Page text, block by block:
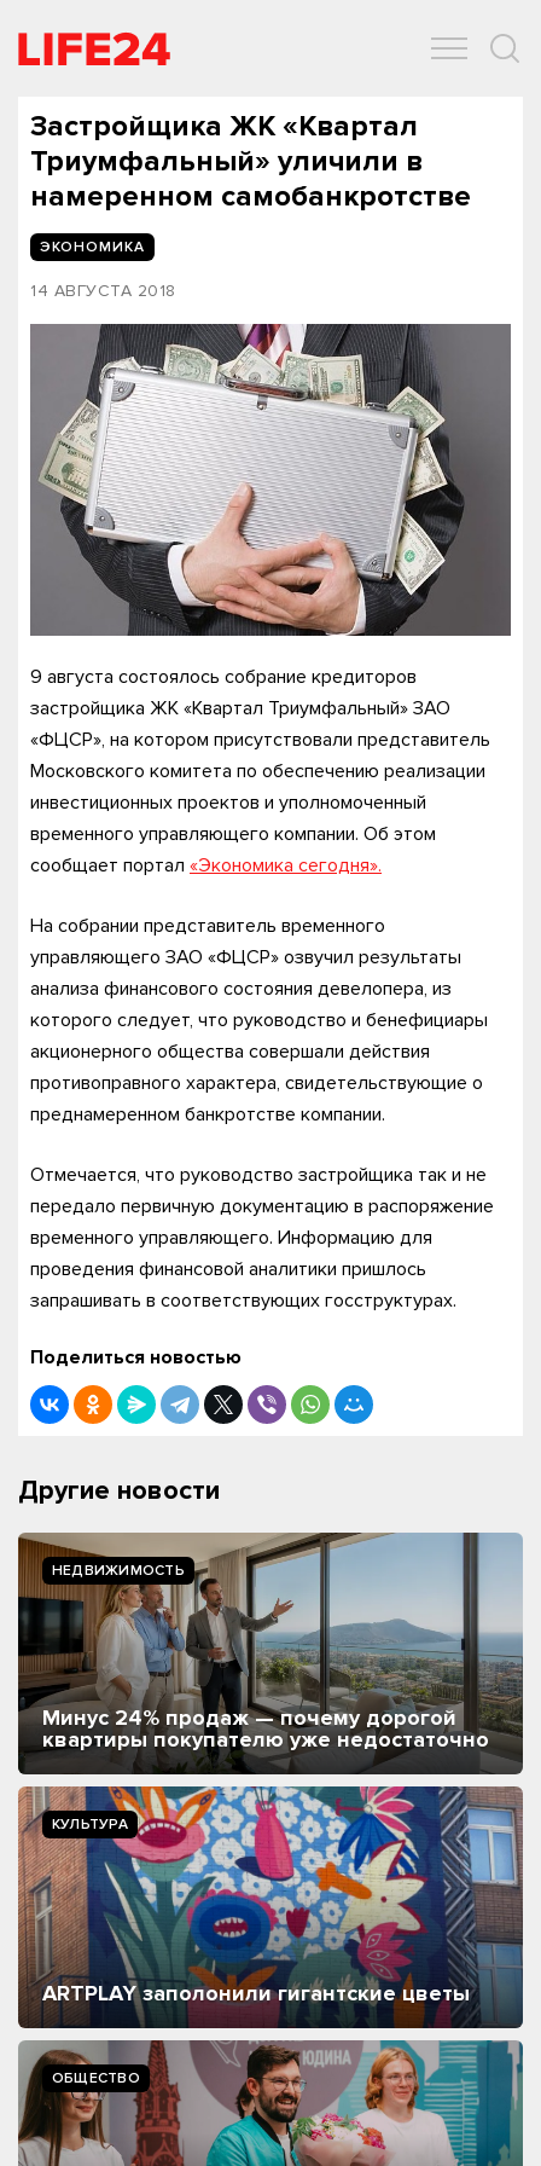
Застройщика ЖК «Квартал
Триумфальный» уличили в
намеренном самобанкротстве
ЭКОНОМИКА
14 АВГУСТА 2018
9 августа состоялось собрание кредиторов
застройщика ЖК «Квартал Триумфальный» ЗАО
«ФЦСР», на котором присутствовали представитель
Московского комитета по обеспечению реализации
инвестиционных проектов и уполномоченный
временного управляющего компании. Об этом
сообщает портал «Экономика сегодня».
На собрании представитель временного
управляющего ЗАО «ФЦСР» озвучил результаты
анализа финансового состояния девелопера, из
которого следует, что руководство и бенефициары
акционерного общества совершали действия
противоправного характера, свидетельствующие о
преднамеренном банкротстве компании.
Отмечается, что руководство застройщика так и не
передало первичную документацию в распоряжение
временного управляющего. Информацию для
проведения финансовой аналитики пришлось
запрашивать в соответствующих госструктурах.
Поделиться новостью
Другие новости
НЕДВИЖИМОСТЬ
Минус 24% продаж — почему дорогой
квартиры покупателю уже недостаточно
КУЛЬТУРА
ARTPLAY заполонили гигантские цветы
ОБЩЕСТВО